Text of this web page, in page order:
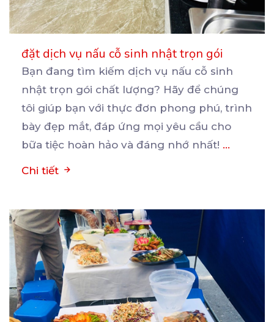
đặt dịch vụ nấu cỗ sinh nhật trọn gói
Bạn đang tìm kiếm dịch vụ nấu cỗ sinh
nhật trọn gói chất lượng? Hãy để chúng
tôi giúp bạn với thực đơn phong phú, trình
bày đẹp mắt, đáp ứng mọi yêu cầu cho
bữa tiệc hoàn hảo và đáng nhớ nhất! ...
Chi tiết